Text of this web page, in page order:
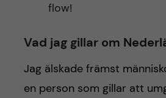
flow!
Vad jag gillar om
Jag älskade främst
en person som gillar att